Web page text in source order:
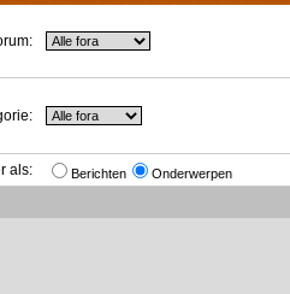
als: Berichten Onderwerpen